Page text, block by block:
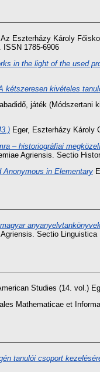
Az Eszterházy Károly
ISSN 1785-6906
in the light of the used
kétszeresen kivételes
játék (Módszertani
Eger, Eszterházy Károly
– historiográfiai
Agriensis. Sectio
in Elementary
Sectio
Studies (14. vol.)
Mathematicae et
tanulói csoport